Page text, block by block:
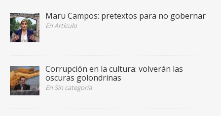
Maru Campos: pretextos para no gobernar
En Artículo
Corrupción en la cultura: volverán las
oscuras golondrinas
En Sin categoría